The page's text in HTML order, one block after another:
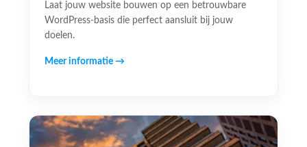
Laat jouw website bouwen op een betrouwbare
WordPress-basis die perfect aansluit bij jouw
doelen.
Meer informatie →